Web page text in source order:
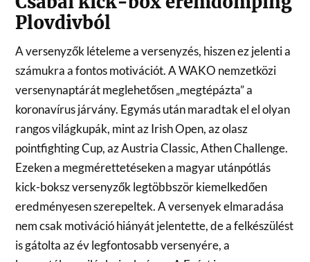
Plovdivból
A versenyzők lételeme a versenyzés, hiszen ez jelenti a
számukra a fontos motivációt. A WAKO nemzetközi
versenynaptárát meglehetősen „megtépázta” a
koronavírus járvány. Egymás után maradtak el el olyan
rangos világkupák, mint az Irish Open, az olasz
pointfighting Cup, az Austria Classic, Athen Challenge.
Ezeken a megmérettetéseken a magyar utánpótlás
kick-boksz versenyzők legtöbbször kiemelkedően
eredményesen szerepeltek. A versenyek elmaradása
nem csak motiváció hiányát jelentette, de a felkészülést
is gátolta az év legfontosabb versenyére, a